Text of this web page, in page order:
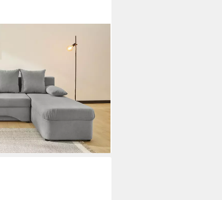
Schlaffunktion & Bettkasten